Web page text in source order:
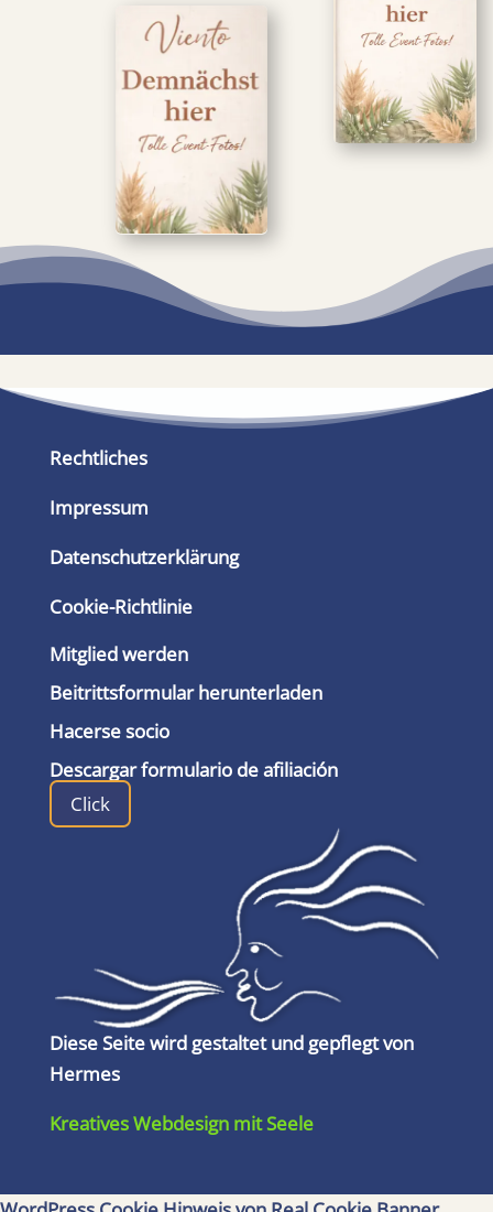
Rechtliches
Impressum
Datenschutzerklärung
Cookie-Richtlinie
Mitglied werden
Beitrittsformular herunterladen
Hacerse socio
Descargar formulario de afiliación
Click
Diese Seite wird gestaltet und gepflegt von
Hermes
Kreatives Webdesign mit Seele